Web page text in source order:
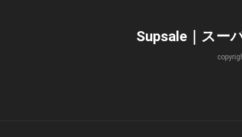
Supsale｜スー